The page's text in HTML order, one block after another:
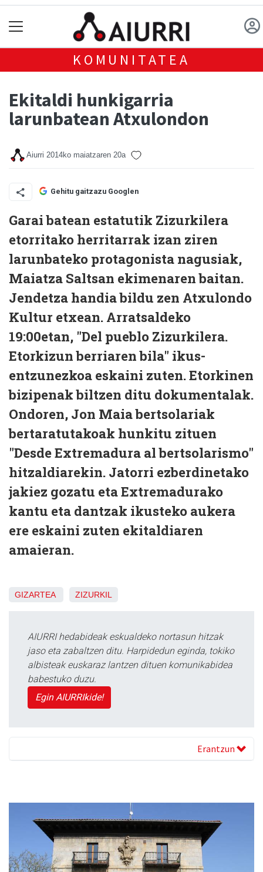
KOMUNITATEA
Ekitaldi hunkigarria
larunbatean Atxulondon
Aiurri 2014ko maiatzaren 20a
Gehitu gaitzazu Googlen
Garai batean estatutik Zizurkilera
etorritako herritarrak izan ziren
larunbateko protagonista nagusiak,
Maiatza Saltsan ekimenaren baitan.
Jendetza handia bildu zen Atxulondo
Kultur etxean. Arratsaldeko
19:00etan, "Del pueblo Zizurkilera.
Etorkizun berriaren bila" ikus-
entzunezkoa eskaini zuten. Etorkinen
bizipenak biltzen ditu dokumentalak.
Ondoren, Jon Maia bertsolariak
bertaratutakoak hunkitu zituen
"Desde Extremadura al bertsolarismo"
hitzaldiarekin. Jatorri ezberdinetako
jakiez gozatu eta Extremadurako
kantu eta dantzak ikusteko aukera
ere eskaini zuten ekitaldiaren
amaieran.
GIZARTEA ZIZURKIL
AIURRI hedabideak eskualdeko nortasun hitzak
jaso eta zabaltzen ditu. Harpidedun eginda, tokiko
albisteak euskaraz lantzen dituen komunikabidea
babestuko duzu.
Egin AIURRIkide!
Erantzun